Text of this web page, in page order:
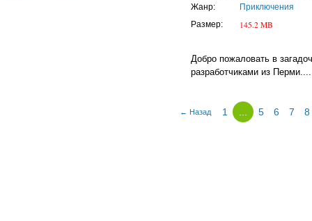
Жанр: Приключения
Размер: 145.2 MB
Добро пожаловать в
разработчиками из Перми....
← Назад 1 5 6 7 8